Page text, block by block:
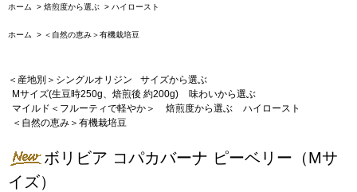
ホーム > 焙煎度から選ぶ > ハイロースト
ホーム > ＜自然の恵み＞有機栽培豆
＜産地別＞シングルオリジン
サイズから選ぶ
Mサイズ(生豆時250g、焙煎後 約200g)
味わいから選ぶ
マイルド＜フルーティで軽やか＞
焙煎度から選ぶ
ハイロースト
＜自然の恵み＞有機栽培豆
ボリビア コパカバーナ ピーベリー（Mサ
イズ）